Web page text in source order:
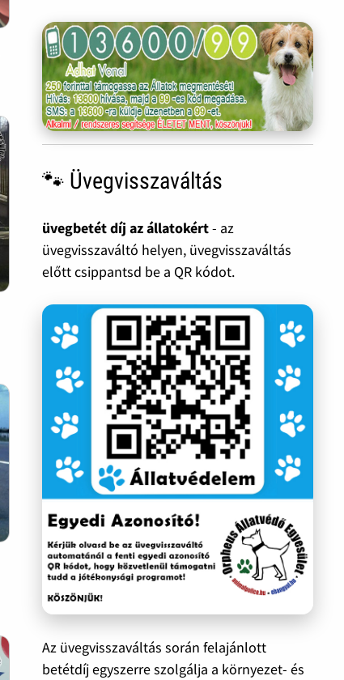
🐾 Üvegvisszaváltás
üvegbetét díj az állatokért- az
üvegvisszaváltó helyen, üvegvisszaváltás
előtt csippantsd be a QR kódot.
Az üvegvisszaváltás során felajánlott
betétdíj egyszerre szolgálja a környezet- és